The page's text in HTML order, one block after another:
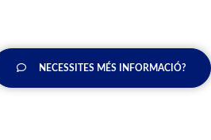
NECESSITES MÉS INFORMACIÓ?